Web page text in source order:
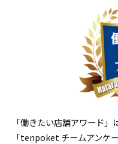
「働きたい店舗アワード
「tenpoket チームアンケ